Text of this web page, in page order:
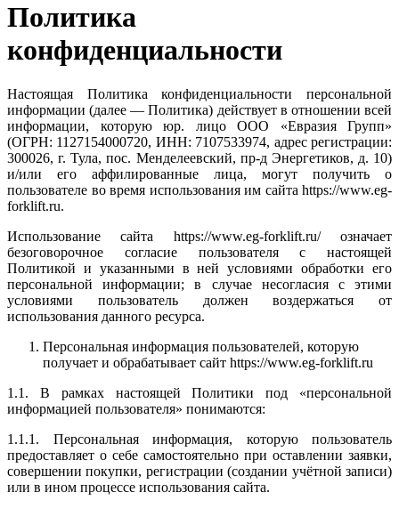
Политика
конфиденциальности
Настоящая Политика конфиденциальности персональной
информации (далее — Политика) действует в отношении всей
информации, которую юр. лицо ООО «Евразия Групп»
(ОГРН: 1127154000720, ИНН: 7107533974, адрес регистрации:
300026, г. Тула, пос. Менделеевский, пр-д Энергетиков, д. 10)
и/или его аффилированные лица, могут получить о
пользователе во время использования им сайта https://www.eg-
forklift.ru.
Использование сайта https://www.eg-forklift.ru/ означает
безоговорочное согласие пользователя с настоящей
Политикой и указанными в ней условиями обработки его
персональной информации; в случае несогласия с этими
условиями пользователь должен воздержаться от
использования данного ресурса.
Персональная информация пользователей, которую
получает и обрабатывает сайт https://www.eg-forklift.ru
1.1. В рамках настоящей Политики под «персональной
информацией пользователя» понимаются:
1.1.1. Персональная информация, которую пользователь
предоставляет о себе самостоятельно при оставлении заявки,
совершении покупки, регистрации (создании учётной записи)
или в ином процессе использования сайта.